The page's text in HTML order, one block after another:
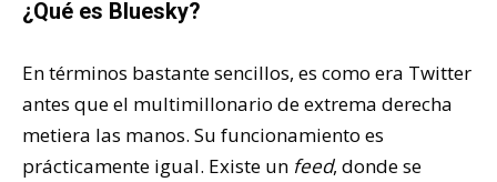
¿Qué es Bluesky?
En términos bastante sencillos, es como era Twitter
antes que el multimillonario de extrema derecha
metiera las manos. Su funcionamiento es
prácticamente igual. Existe un feed, donde se